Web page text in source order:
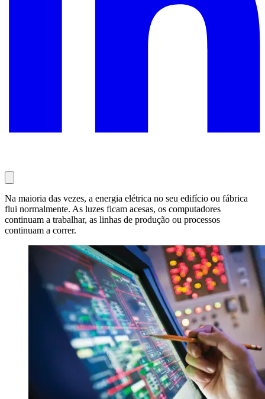
Na maioria das vezes, a energia elétrica no seu edifício ou fábrica
flui normalmente. As luzes ficam acesas, os computadores
continuam a trabalhar, as linhas de produção ou processos
continuam a correr.